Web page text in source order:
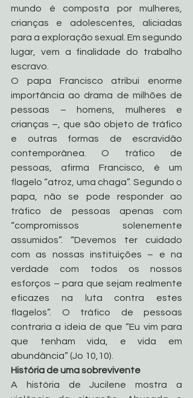
mundo é composta por mulheres,
crianças e adolescentes, aliciadas
para a exploração sexual. Em segundo
lugar, vem a finalidade do trabalho
escravo.
O papa Francisco atribui enorme
importância ao drama de milhões de
pessoas – homens, mulheres e
crianças –, que são objeto de tráfico
e outras formas de escravidão
contemporânea. O tráfico de
pessoas, afirma Francisco, é um
flagelo “atroz, uma chaga”. Segundo o
papa, não se pode responder ao
tráfico de pessoas apenas com
“compromissos solenemente
assumidos”. “Devemos ter cuidado
com as nossas instituições – e na
verdade com todos os nossos
esforços – para que sejam realmente
eficazes na luta contra estes
flagelos”. O tráfico de pessoas
contraria a ideia de que “Eu vim para
que tenham vida, e vida em
abundância” (Jo 10,10).
História de uma sobrevivente
A história de Jucilene mostra a